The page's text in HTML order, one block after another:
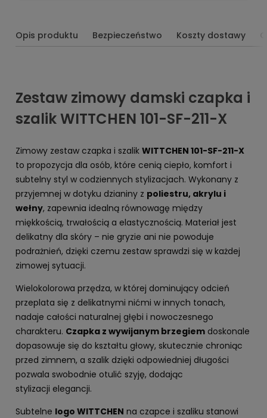
Opis produktu Bezpieczeństwo Koszty dostawy
Zestaw zimowy damski czapka i
szalik WITTCHEN 101-SF-211-X
Zimowy zestaw czapka i szalik WITTCHEN 101-SF-211-X
to propozycja dla osób, które cenią ciepło, komfort i
subtelny styl w codziennych stylizacjach. Wykonany z
przyjemnej w dotyku dzianiny z poliestru, akrylu i
wełny, zapewnia idealną równowagę między
miękkością, trwałością a elastycznością. Materiał jest
delikatny dla skóry – nie gryzie ani nie powoduje
podrażnień, dzięki czemu zestaw sprawdzi się w każdej
zimowej sytuacji.
Wielokolorowa przędza, w której dominujący odcień
przeplata się z delikatnymi nićmi w innych tonach,
nadaje całości naturalnej głębi i nowoczesnego
charakteru. Czapka z wywijanym brzegiem doskonale
dopasowuje się do kształtu głowy, skutecznie chroniąc
przed zimnem, a szalik dzięki odpowiedniej długości
pozwala swobodnie otulić szyję, dodając
stylizacji elegancji.
Subtelne logo WITTCHEN na czapce i szaliku stanowi